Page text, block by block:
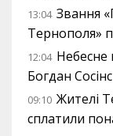
13:04 Звання
Тернополя»
12:04 Небесне
Богдан
09:10 Жителі
сплатили